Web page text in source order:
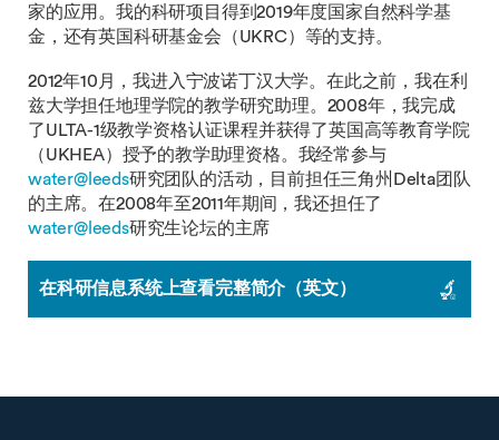
家的应用。我的科研项目得到2019年度国家自然科学基
金，还有英国科研基金会（UKRC）等的支持。
2012年10月，我进入宁波诺丁汉大学。在此之前，我在利
兹大学担任地理学院的教学研究助理。2008年，我完成
了ULTA-1级教学资格认证课程并获得了英国高等教育学院
（UKHEA）授予的教学助理资格。我经常参与
water@leeds研究团队的活动，目前担任三角州Delta团队
的主席。在2008年至2011年期间，我还担任了
water@leeds研究生论坛的主席
在科研信息系统上查看完整简介（英文）